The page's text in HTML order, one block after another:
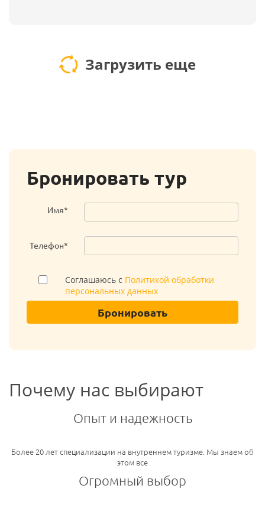
Загрузить еще
Бронировать тур
Имя*
Телефон*
Соглашаюсь с Политикой обработки
персональных данных
Бронировать
Почему нас выбирают
Опыт и надежность
Более 20 лет специализации на внутреннем туризме. Мы знаем об
этом все
Огромный выбор